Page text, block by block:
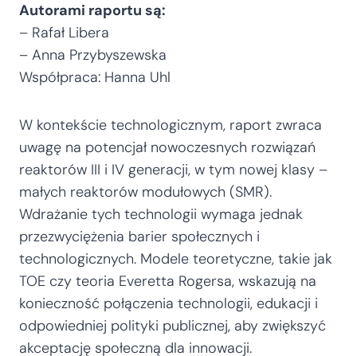
Autorami raportu są:
– Rafał Libera
– Anna Przybyszewska
Współpraca: Hanna Uhl
W kontekście technologicznym, raport zwraca
uwagę na potencjał nowoczesnych rozwiązań
reaktorów III i IV generacji, w tym nowej klasy –
małych reaktorów modułowych (SMR).
Wdrażanie tych technologii wymaga jednak
przezwyciężenia barier społecznych i
technologicznych. Modele teoretyczne, takie jak
TOE czy teoria Everetta Rogersa, wskazują na
konieczność połączenia technologii, edukacji i
odpowiedniej polityki publicznej, aby zwiększyć
akceptację społeczną dla innowacji.